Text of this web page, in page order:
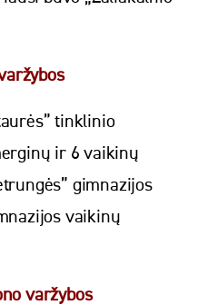
tinklinio
ir 6 vaikinų
gimnazijos
vaikinų
varžybos